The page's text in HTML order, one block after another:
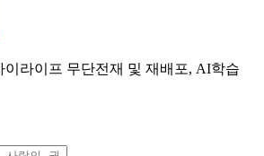
라이프 무단전재 및 재배포, AI학습